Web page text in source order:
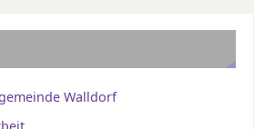
Walldorf